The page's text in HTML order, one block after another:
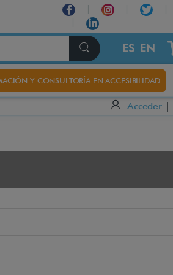
ES EN
Y CONSULTORÍA EN ACCESIBILIDAD
Acceder |